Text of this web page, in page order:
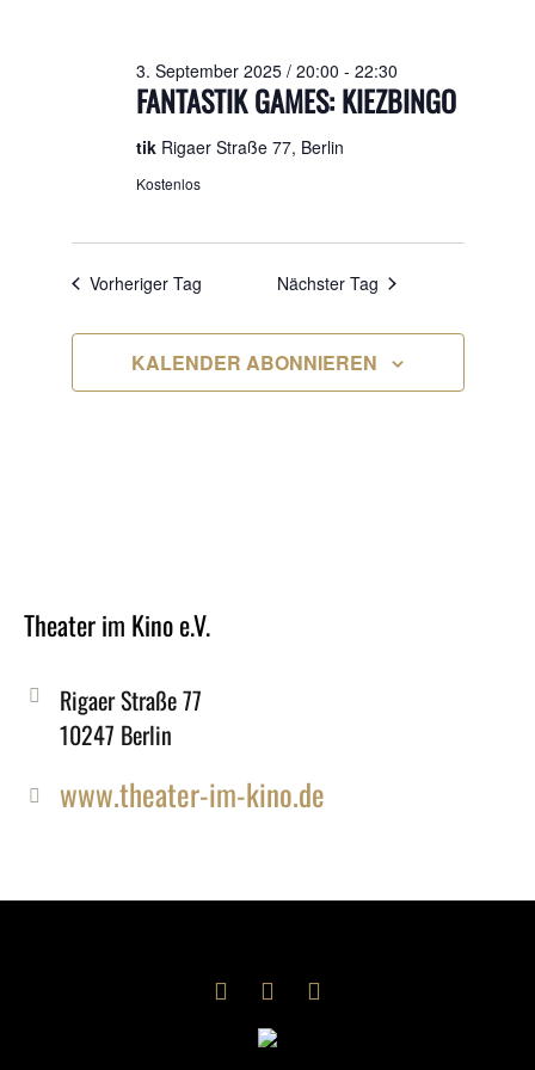
2025
FANTASTIK GAMES: KIEZBINGO
3. September 2025 / 20:00 - 22:30
tik Rigaer Straße 77, Berlin
Kostenlos
Vorheriger Tag Nächster Tag
KALENDER ABONNIEREN
Theater im Kino e.V.
Rigaer Straße 77
10247 Berlin
www.theater-im-kino.de